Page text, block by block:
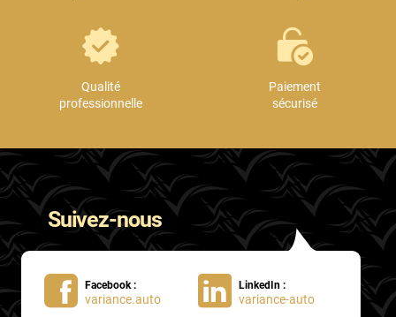
Oldsmobile
Ora
Peugeot
Plymouth
Pontiac
Qualité
professionnelle
Paiement
sécurisé
Suivez-nous
Facebook :
variance.auto
LinkedIn :
variance-auto